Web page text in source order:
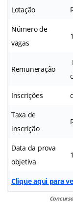
Lotação
Número de
vagas
Remuneração
Inscrições
Taxa de
inscrição
Data da prova
objetiva
Clique aqui para